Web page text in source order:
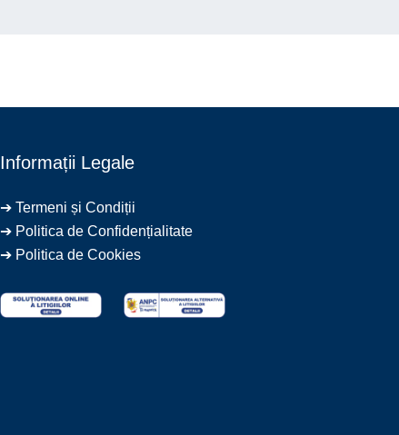
Informații Legale
➔Termeni și Condiții
➔ Politica de Confidențialitate
➔ Politica de Cookies